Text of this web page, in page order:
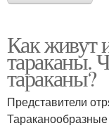
Как живут
тараканы.
тараканы?
Представители